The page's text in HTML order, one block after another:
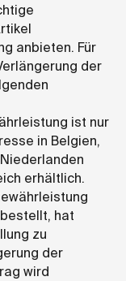
anbieten. Für
der
ist nur
in Belgien,
erhältlich.
hat
zu
der
wird